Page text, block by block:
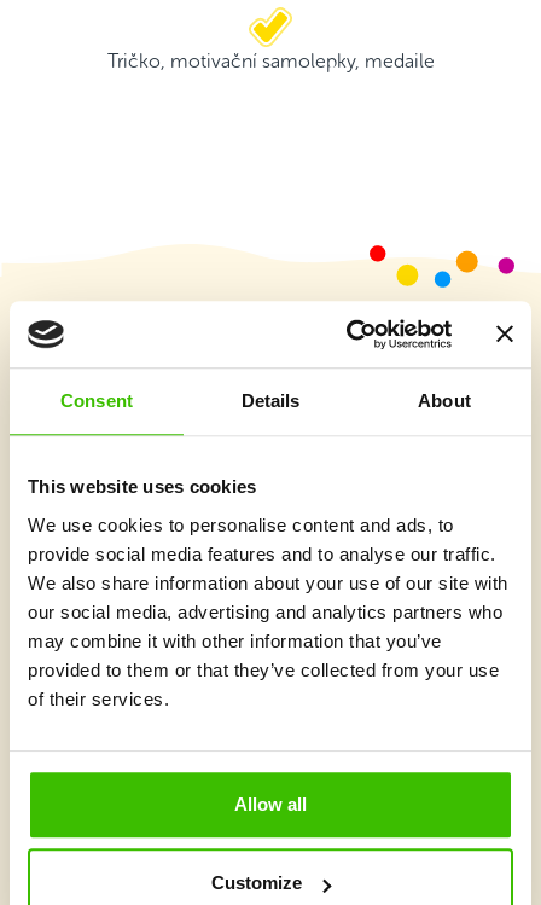
Consent Details About
This website uses cookies
We use cookies to personalise content and ads, to
provide social media features and to analyse our traffic.
We also share information about your use of our site with
our social media, advertising and analytics partners who
may combine it with other information that you’ve
provided to them or that they’ve collected from your use
of their services.
Allow all
Customize
Tričko, motivační samolepky, medaile